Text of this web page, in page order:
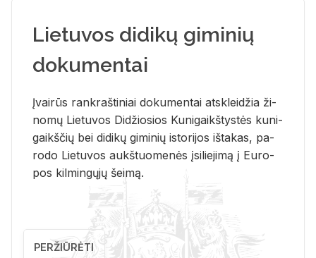
Lietuvos didikų giminių
dokumentai
Įvai­rūs rank­raš­ti­niai do­ku­men­tai at­sklei­džia ži­
no­mų Lie­tu­vos Di­džio­sios Ku­ni­gaikš­tys­tės ku­ni­
gaikš­čių bei di­di­kų gi­mi­nių is­to­ri­jos iš­ta­kas, pa­
ro­do Lie­tu­vos aukš­tuo­me­nės įsi­lie­ji­mą į Eu­ro­
pos kil­min­gų­jų šei­mą.
PERŽIŪRĖTI